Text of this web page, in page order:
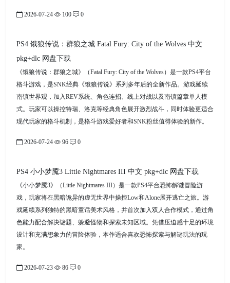
2026-07-24 100 0
PS4 饿狼传说：群狼之城 Fatal Fury: City of the Wolves 中文
pkg+dlc 网盘下载
《饿狼传说：群狼之城》（Fatal Fury: City of the Wolves）是一款PS4平台
格斗游戏，是SNK经典《饿狼传说》系列多年后的全新作品。游戏延续
南镇世界观，加入REV系统、角色连招、线上对战以及南镇篇章单人模
式。玩家可以操控特瑞、洛克等经典角色展开激烈战斗，同时体验更适合
现代玩家的格斗机制，是格斗游戏爱好者和SNK粉丝值得体验的新作。
2026-07-24 96 0
PS4 小小梦魇3 Little Nightmares III 中文 pkg+dlc 网盘下载
《小小梦魇3》（Little Nightmares III）是一款PS4平台恐怖解谜冒险游
戏，玩家将在黑暗诡异的虚无世界中操控Low和Alone展开逃亡之旅。游
戏延续系列独特的黑暗童话美术风格，并首次加入双人合作模式，通过角
色能力配合解决谜题、躲避怪物和探索未知区域。凭借压迫感十足的环境
设计和充满想象力的冒险体验，本作适合喜欢恐怖探索与解谜玩法的玩
家。
2026-07-23 86 0